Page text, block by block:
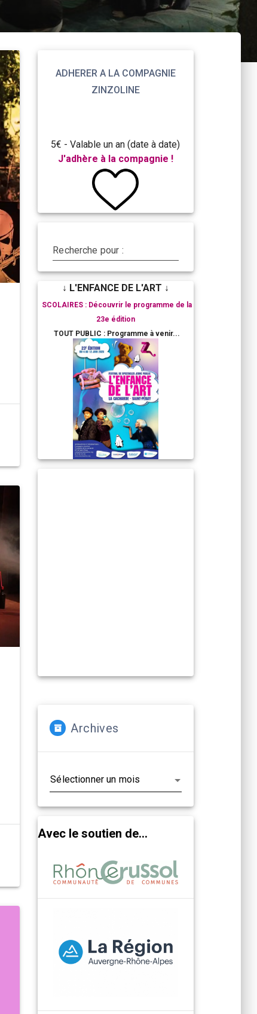
ADHERER A LA COMPAGNIE
ZINZOLINE
5€ - Valable un an (date à date)
J'adhère à la compagnie !
Recherche pour :
↓ L'ENFANCE DE L'ART ↓
SCOLAIRES : Découvrir le programme de la
23e édition
TOUT PUBLIC : Programme à venir...
Archives
Avec le soutien de...